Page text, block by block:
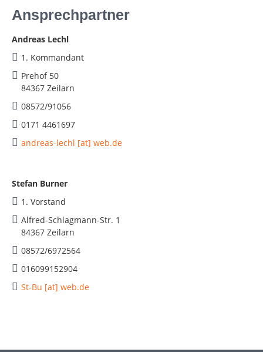
Ansprechpartner
Andreas Lechl
1. Kommandant
Prehof 50
84367 Zeilarn
08572/91056
0171 4461697
andreas-lechl [at] web.de
Stefan Burner
1. Vorstand
Alfred-Schlagmann-Str. 1
84367 Zeilarn
08572/6972564
016099152904
St-Bu [at] web.de